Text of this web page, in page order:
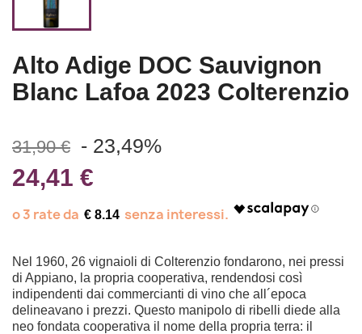
Alto Adige DOC Sauvignon
Blanc Lafoa 2023 Colterenzio
31,90 € - 23,49%
24,41 €
€ 8.14
Nel 1960, 26 vignaioli di Colterenzio fondarono, nei pressi
di Appiano, la propria cooperativa, rendendosi così
indipendenti dai commercianti di vino che all´epoca
delineavano i prezzi. Questo manipolo di ribelli diede alla
neo fondata cooperativa il nome della propria terra: il